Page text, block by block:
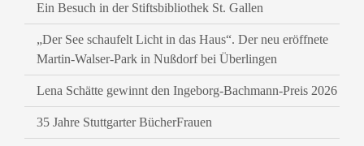
Ein Besuch in der Stiftsbibliothek St. Gallen
„Der See schaufelt Licht in das Haus“. Der neu eröffnete
Martin-Walser-Park in Nußdorf bei Überlingen
Lena Schätte gewinnt den Ingeborg-Bachmann-Preis 2026
35 Jahre Stuttgarter BücherFrauen